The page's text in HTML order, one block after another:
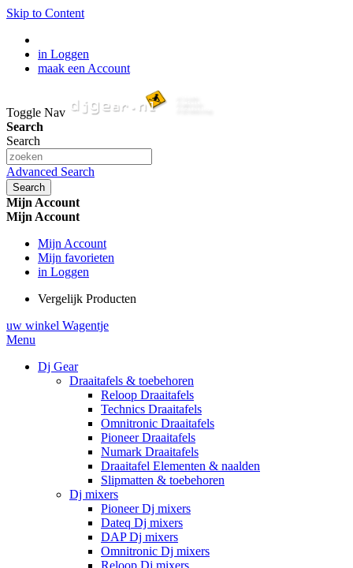
Skip to Content
in Loggen
maak een Account
Toggle Nav
Search
Search
Advanced Search
Search
Mijn Account
Mijn Account
Mijn Account
Mijn favorieten
in Loggen
Vergelijk Producten
uw winkel Wagentje
Menu
Dj Gear
Draaitafels & toebehoren
Reloop Draaitafels
Technics Draaitafels
Omnitronic Draaitafels
Pioneer Draaitafels
Numark Draaitafels
Draaitafel Elementen & naalden
Slipmatten & toebehoren
Dj mixers
Pioneer Dj mixers
Dateq Dj mixers
DAP Dj mixers
Omnitronic Dj mixers
Reloop Dj mixers